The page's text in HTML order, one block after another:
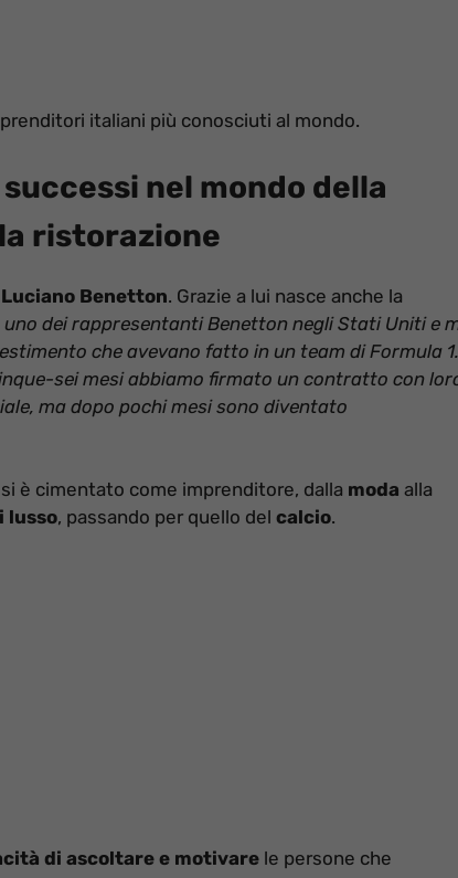
italiani più conosciuti al mondo.
nel mondo della
ristorazione
Luciano Benetton. Grazie a lui nasce anche la
uno dei rappresentanti Benetton negli Stati Uniti e
che avevano fatto in un team di Formula 1.
sei mesi abbiamo firmato un contratto con
ma dopo pochi mesi sono diventato
è cimentato come imprenditore, dalla moda alla
lusso, passando per quello del calcio.
di ascoltare e motivare le persone che